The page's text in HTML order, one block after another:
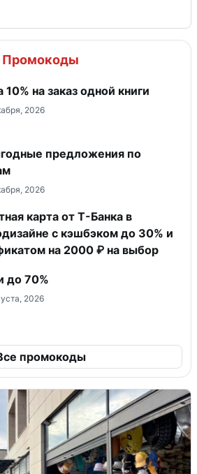
Промокоды
10% на заказ одной книги
2026
предложения по
2026
карта от Т-Банка в
с кэшбэком до 30% и
на 2000 ₽ на выбор
до 70%
2026
промокоды